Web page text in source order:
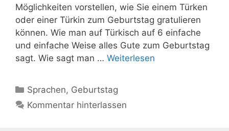
Möglichkeiten vorstellen, wie Sie einem Türken
oder einer Türkin zum Geburtstag gratulieren
können. Wie man auf Türkisch auf 6 einfache
und einfache Weise alles Gute zum Geburtstag
sagt. Wie sagt man … Weiterlesen
Kategorien
Sprachen, Geburtstag
Kommentar hinterlassen